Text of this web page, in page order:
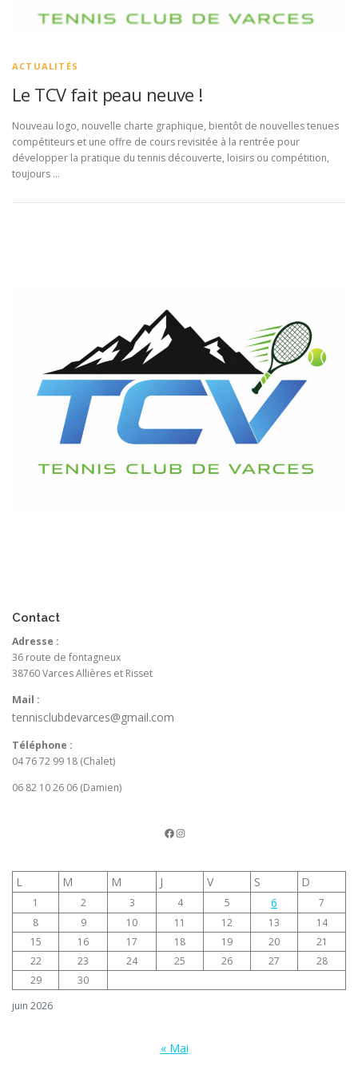
ACTUALITÉS
Le TCV fait peau neuve !
Nouveau logo, nouvelle charte graphique, bientôt de nouvelles tenues
compétiteurs et une offre de cours revisitée à la rentrée pour
développer la pratique du tennis découverte, loisirs ou compétition,
toujours …
Contact
Adresse :
36 route de fontagneux
38760 Varces Allières et Risset
Mail :
tennisclubdevarces@gmail.com
Téléphone :
04 76 72 99 18 (Chalet)
06 82 10 26 06 (Damien)
La page FB du TCV Instagram
juin 2026
L M M J V S D
1 2 3 4 5 6
7
8
9 10 11 12 13
14
15
16 17 18 19 20
21
22
23 24 25 26 27
28
29
30
« Mai